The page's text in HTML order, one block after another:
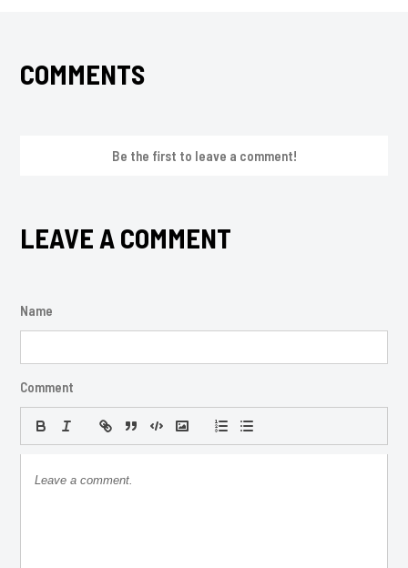
COMMENTS
Be the first to leave a comment!
LEAVE A COMMENT
Name
Comment